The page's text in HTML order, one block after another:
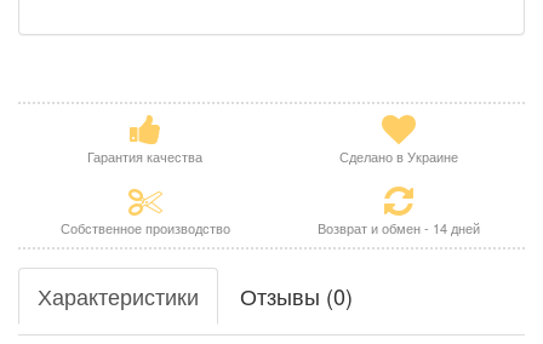
Гарантия качества Сделано в Украине
Собственное производство Возврат и обмен - 14 дней
Характеристики Отзывы (0)